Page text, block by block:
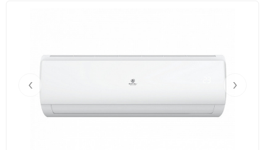
‹ ›